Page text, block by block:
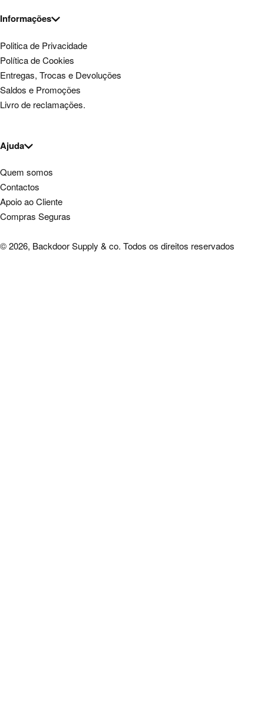
Informações
Politica de Privacidade
Política de Cookies
Entregas, Trocas e Devoluções
Saldos e Promoções
Livro de reclamações.
Ajuda
Quem somos
Contactos
Apoio ao Cliente
Compras Seguras
© 2026, Backdoor Supply & co. Todos os direitos reservados